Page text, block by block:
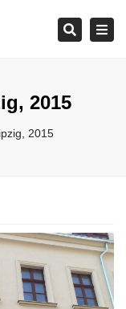
Search
2015
2015